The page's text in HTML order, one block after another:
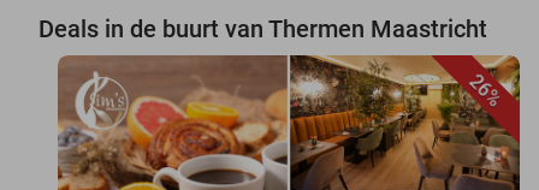
Deals in de buurt van Thermen Maastricht
26%